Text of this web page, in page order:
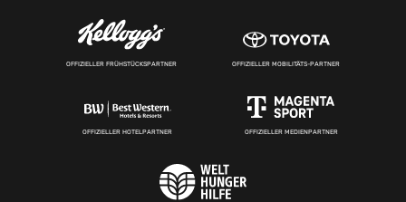
OFFIZIELLER FRÜHSTÜCKSPARTNER OFFIZIELLER MOBILITÄTS-PARTNER
OFFIZIELLER HOTELPARTNER OFFIZIELLER MEDIENPARTNER